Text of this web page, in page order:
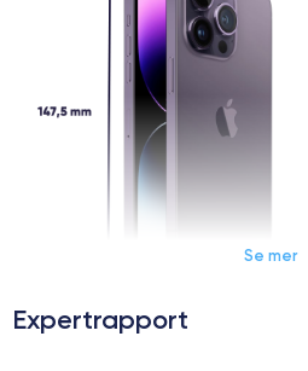
Se mer
Expertrapport